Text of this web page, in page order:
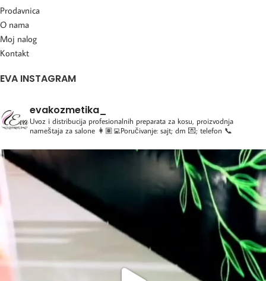
Prodavnica
O nama
Moj nalog
Kontakt
EVA INSTAGRAM
evakozmetika_
Uvoz i distribucija profesionalnih preparata za kosu, proizvodnja
nameštaja za salone 👩🏽‍💻Poručivanje: sajt; dm 💌; telefon 📞